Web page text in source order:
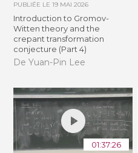
PUBLIÉE LE19 MAI 2026
Introduction to Gromov-
Witten theory and the
crepant transformation
conjecture (Part 4)
De Yuan-Pin Lee
01:37:26